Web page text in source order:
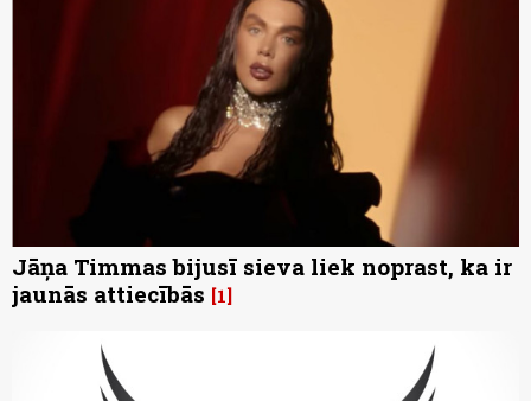
Jāņa Timmas bijusī sieva liek noprast, ka ir
jaunās attiecībās 1